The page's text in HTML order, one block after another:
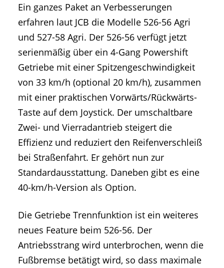
Ein ganzes Paket an Verbesserungen
erfahren laut JCB die Modelle 526-56 Agri
und 527-58 Agri. Der 526-56 verfügt jetzt
serienmäßig über ein 4-Gang Powershift
Getriebe mit einer Spitzengeschwindigkeit
von 33 km/h (optional 20 km/h), zusammen
mit einer praktischen Vorwärts/Rückwärts-
Taste auf dem Joystick. Der umschaltbare
Zwei- und Vierradantrieb steigert die
Effizienz und reduziert den Reifenverschleiß
bei Straßenfahrt. Er gehört nun zur
Standardausstattung. Daneben gibt es eine
40-km/h-Version als Option.
Die Getriebe Trennfunktion ist ein weiteres
neues Feature beim 526-56. Der
Antriebsstrang wird unterbrochen, wenn die
Fußbremse betätigt wird, so dass maximale